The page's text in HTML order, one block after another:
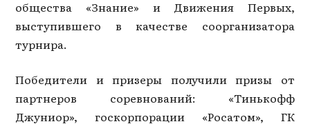
общества «Знание» и Движения Первых,
выступившего в качестве соорганизатора
турнира.
Победители и призеры получили призы от
партнеров соревнований: «Тинькофф
Джуниор», госкорпорации «Росатом», ГК